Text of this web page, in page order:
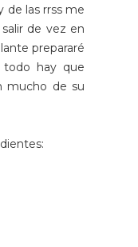
de las rrss me
de vez en
prepararé
todo hay que
mucho de su